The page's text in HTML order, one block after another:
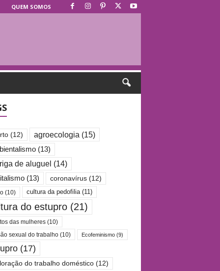
QUEM SOMOS
(12) agroecologia (15)
(13)
de aluguel (14)
(13) coronavírus(12)
(10) cultura da pedofilia(11)
do estupro(21)
das mulheres(10)
sexual do trabalho(10) Ecofeminismo(9)
(17)
do trabalho doméstico(12)